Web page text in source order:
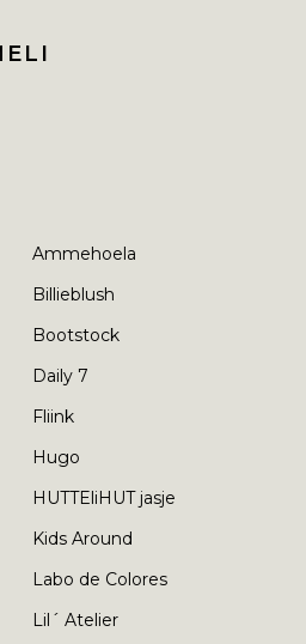
Ammehoela
Billieblush
Bootstock
Daily 7
Fliink
Hugo
HUTTEliHUT jasje
Kids Around
Labo de Colores
Lil´ Atelier